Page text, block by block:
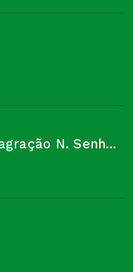
Oração do Angelus - Consagração N. Senhora